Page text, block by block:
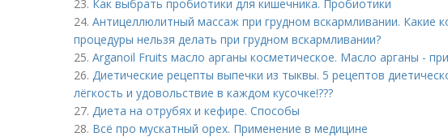
23. Как выбрать пробиотики для кишечника. Пробиотики
24. Антицеллюлитный массаж при грудном вскармливании. Какие
процедуры нельзя делать при грудном вскармливании?
25. Arganoil Fruits масло арганы косметическое. Масло арганы -
26. Диетические рецепты выпечки из тыквы. 5 рецептов
лёгкость и удовольствие в каждом кусочке!???
27. Диета на отрубях и кефире. Способы
28. Всё про мускатный орех. Применение в медицине